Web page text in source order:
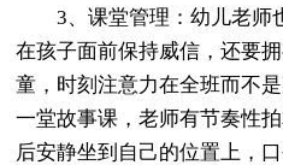
3、课堂管理：幼儿老师
在孩子面前保持威信，还要
童，时刻注意力在全班而不
一堂故事课，老师有节奏性
后安静坐到自己的位置上，